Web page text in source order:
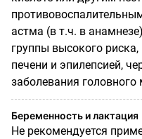
астма (в т.ч. в
группы высокого
печени и эпилепсией,
заболевания головного
Беременность и лактация
Не рекомендуется